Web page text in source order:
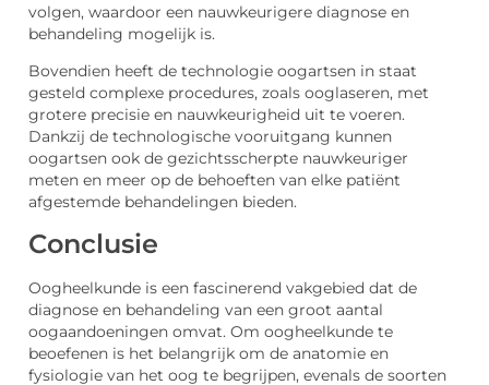
volgen, waardoor een nauwkeurigere diagnose en
behandeling mogelijk is.
Bovendien heeft de technologie oogartsen in staat
gesteld complexe procedures, zoals ooglaseren, met
grotere precisie en nauwkeurigheid uit te voeren.
Dankzij de technologische vooruitgang kunnen
oogartsen ook de gezichtsscherpte nauwkeuriger
meten en meer op de behoeften van elke patiënt
afgestemde behandelingen bieden.
Conclusie
Oogheelkunde is een fascinerend vakgebied dat de
diagnose en behandeling van een groot aantal
oogaandoeningen omvat. Om oogheelkunde te
beoefenen is het belangrijk om de anatomie en
fysiologie van het oog te begrijpen, evenals de soorten